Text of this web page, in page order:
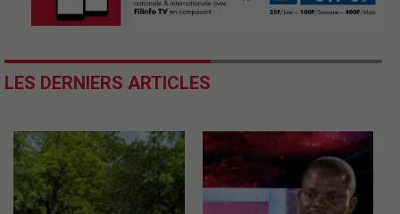
LES DERNIERS ARTICLES